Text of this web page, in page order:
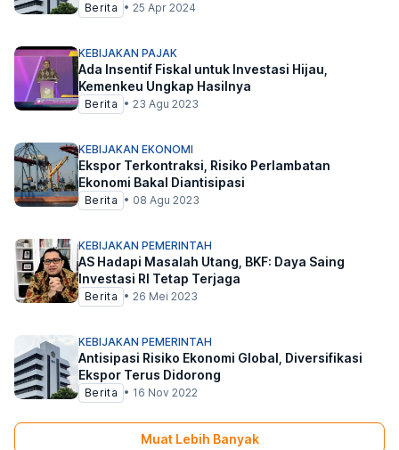
Berita • 25 Apr 2024
KEBIJAKAN PAJAK
Ada Insentif Fiskal untuk Investasi Hijau,
Kemenkeu Ungkap Hasilnya
Berita • 23 Agu 2023
KEBIJAKAN EKONOMI
Ekspor Terkontraksi, Risiko Perlambatan
Ekonomi Bakal Diantisipasi
Berita • 08 Agu 2023
KEBIJAKAN PEMERINTAH
AS Hadapi Masalah Utang, BKF: Daya Saing
Investasi RI Tetap Terjaga
Berita • 26 Mei 2023
KEBIJAKAN PEMERINTAH
Antisipasi Risiko Ekonomi Global, Diversifikasi
Ekspor Terus Didorong
Berita • 16 Nov 2022
Muat Lebih Banyak